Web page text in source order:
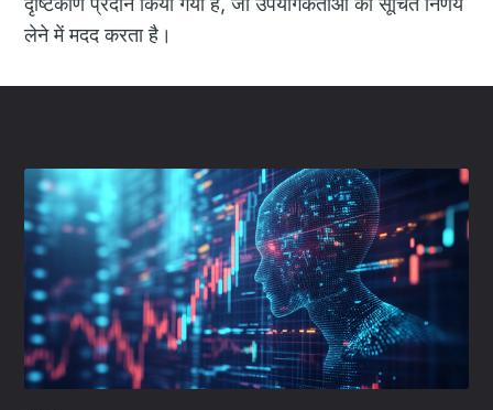
लेने में मदद करता है।